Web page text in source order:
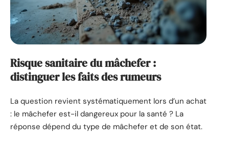
Risque sanitaire du mâchefer :
distinguer les faits des rumeurs
La question revient systématiquement lors d’un achat
: le mâchefer est-il dangereux pour la santé ? La
réponse dépend du type de mâchefer et de son état.